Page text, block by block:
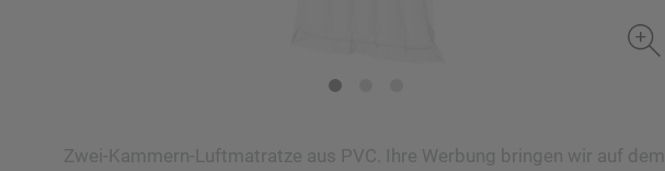
Zwei-Kammern-Luftmatratze aus PVC. Ihre Werbung bringen wir auf dem